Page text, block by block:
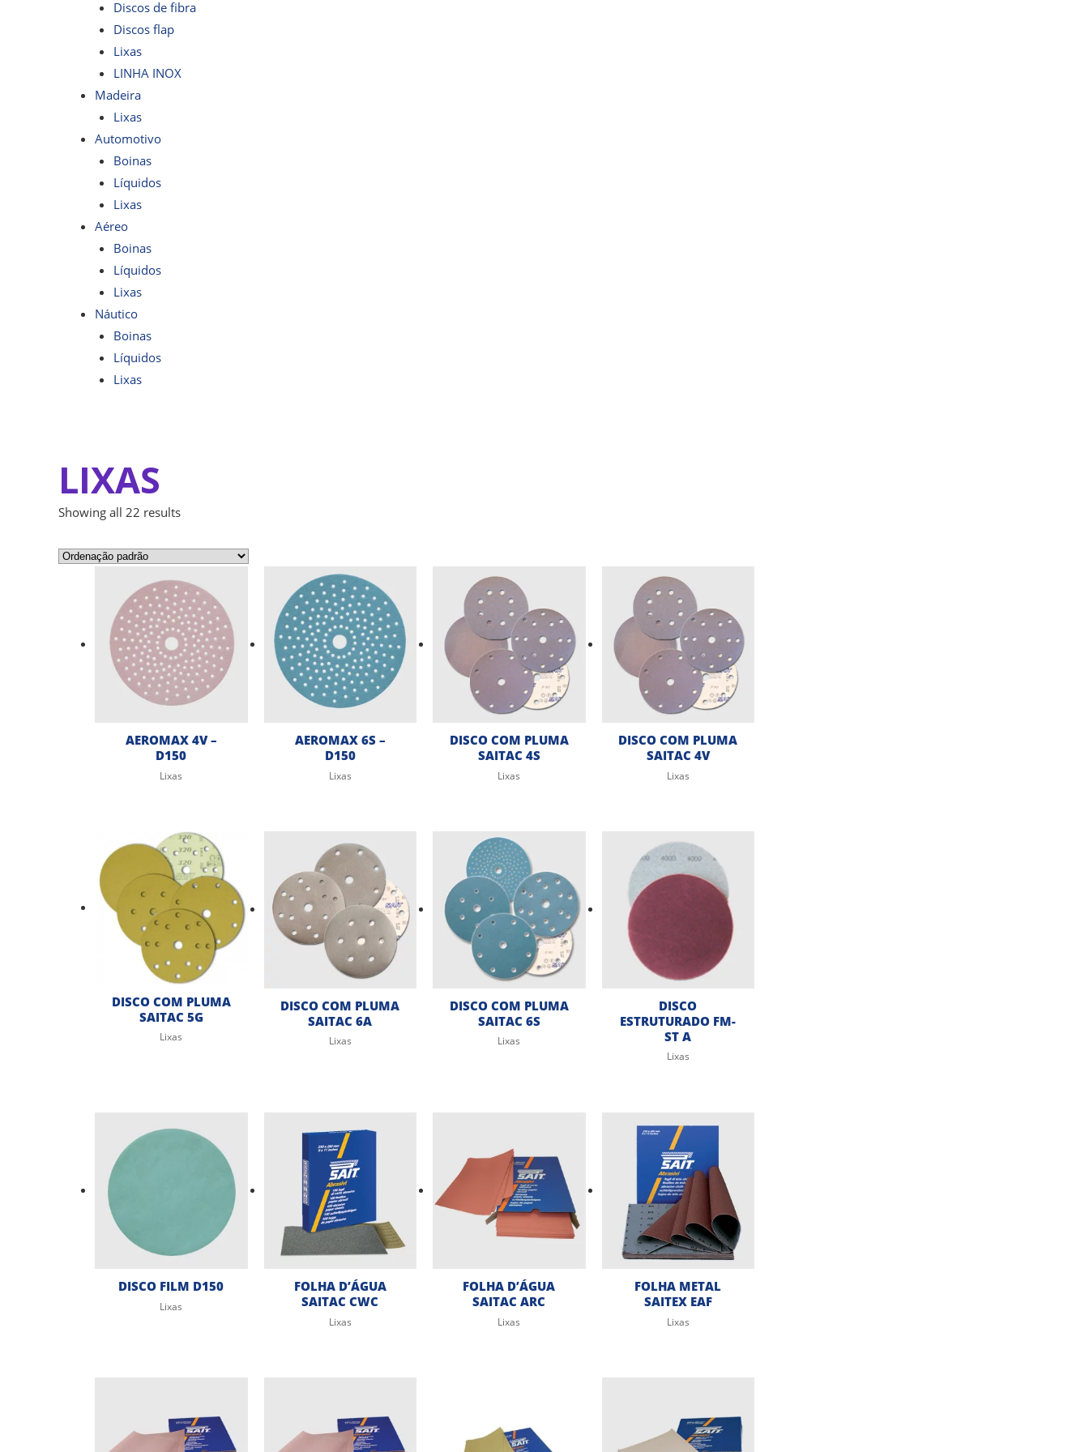
Discos de fibra
Discos flap
Lixas
LINHA INOX
Madeira
Lixas
Automotivo
Boinas
Líquidos
Lixas
Aéreo
Boinas
Líquidos
Lixas
Náutico
Boinas
Líquidos
Lixas
LIXAS
Showing all 22 results
AEROMAX 4V –
D150
Lixas
AEROMAX 6S –
D150
Lixas
DISCO COM PLUMA
SAITAC 4S
Lixas
DISCO COM PLUMA
SAITAC 4V
Lixas
DISCO COM PLUMA
SAITAC 5G
Lixas
DISCO COM PLUMA
SAITAC 6A
Lixas
DISCO COM PLUMA
SAITAC 6S
Lixas
DISCO
ESTRUTURADO FM-
ST A
Lixas
DISCO FILM D150
Lixas
FOLHA D’ÁGUA
SAITAC CWC
Lixas
FOLHA D’ÁGUA
SAITAC ARC
Lixas
FOLHA METAL
SAITEX EAF
Lixas